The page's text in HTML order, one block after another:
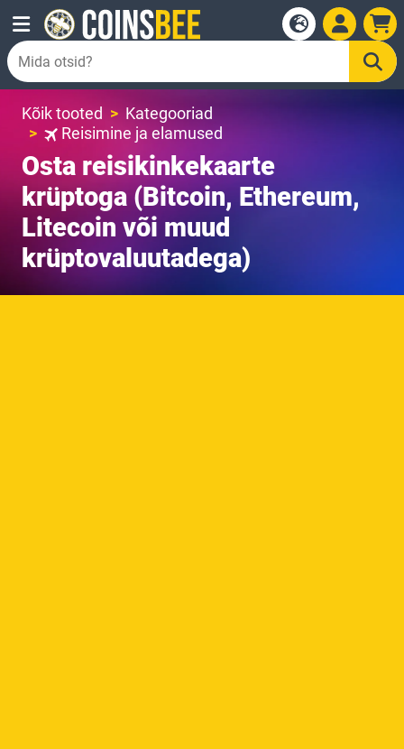
Kõik tooted
Kategooriad
Reisimine ja elamused
Osta reisikinkekaarte
krüptoga (Bitcoin, Ethereum,
Litecoin või muud
krüptovaluutadega)